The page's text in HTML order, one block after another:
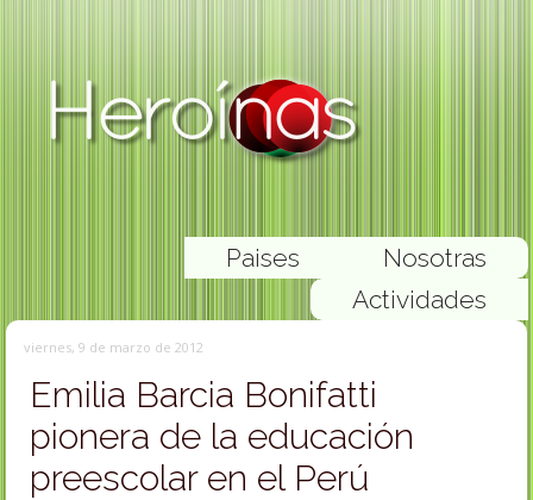
Nosotras
Paises
Actividades
viernes, 9 de marzo de 2012
Emilia Barcia Bonifatti
pionera de la educación
preescolar en el Perú